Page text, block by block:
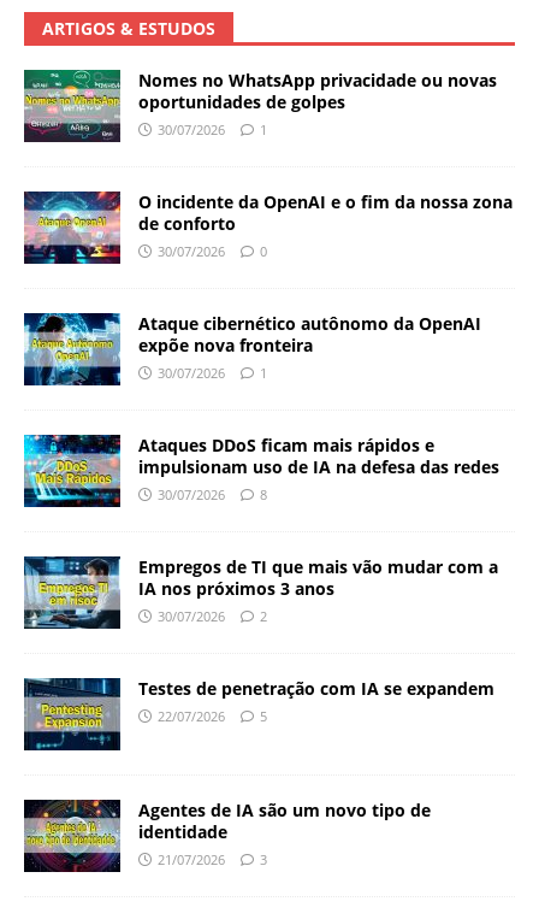
ARTIGOS & ESTUDOS
Nomes no WhatsApp privacidade ou novas
oportunidades de golpes
30/07/2026 1
O incidente da OpenAI e o fim da nossa zona
de conforto
30/07/2026 0
Ataque cibernético autônomo da OpenAI
expõe nova fronteira
30/07/2026 1
Ataques DDoS ficam mais rápidos e
impulsionam uso de IA na defesa das redes
30/07/2026 8
Empregos de TI que mais vão mudar com a
IA nos próximos 3 anos
30/07/2026 2
Testes de penetração com IA se expandem
22/07/2026 5
Agentes de IA são um novo tipo de
identidade
21/07/2026 3